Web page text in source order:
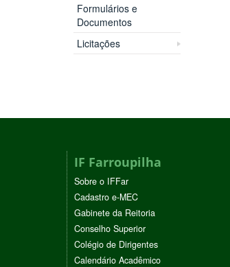
Formulários e
Documentos
Licitações
IF Farroupilha
Sobre o IFFar
Cadastro e-MEC
Gabinete da Reitoria
Conselho Superior
Colégio de Dirigentes
Calendário Acadêmico